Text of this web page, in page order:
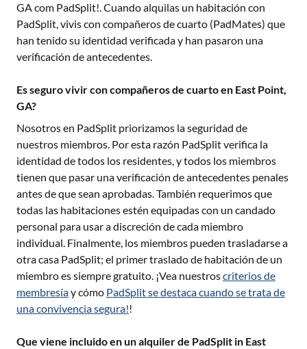
GAcom PadSplit!. Cuando alquilas un habitación con
PadSplit, vivis con compañeros de cuarto (PadMates) que
han tenido su identidad verificada y han pasaron una
verificación de antecedentes.
Es seguro vivir con compañeros de cuarto en East Point,
GA?
Nosotros en PadSplit priorizamos la seguridad de
nuestros miembros. Por esta razón PadSplit verifica la
identidad de todos los residentes, y todos los miembros
tienen que pasar una verificación de antecedentes penales
antes de que sean aprobadas. También requerimos que
todas las habitaciones estén equipadas con un candado
personal para usar a discreción de cada miembro
individual. Finalmente, los miembros pueden trasladarse a
otra casa PadSplit; el primer traslado de habitación de un
miembro es siempre gratuito. ¡Vea nuestroscriterios de
membresíay cómo PadSplit se destaca cuando se trata de
una convivencia segura!!
Que viene incluido en un alquiler de PadSplit in East